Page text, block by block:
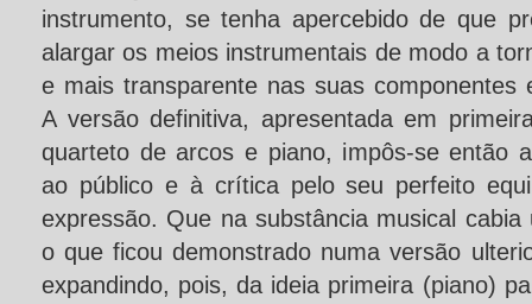
instrumento, se tenha apercebido de que
alargar os meios instrumentais de modo a
e mais transparente nas suas componentes
A versão definitiva, apresentada em
quarteto de arcos e piano, impôs-se então
ao público e à crítica pelo seu perfeito
expressão. Que na substância musical
o que ficou demonstrado numa versão
expandindo, pois, da ideia primeira (piano)